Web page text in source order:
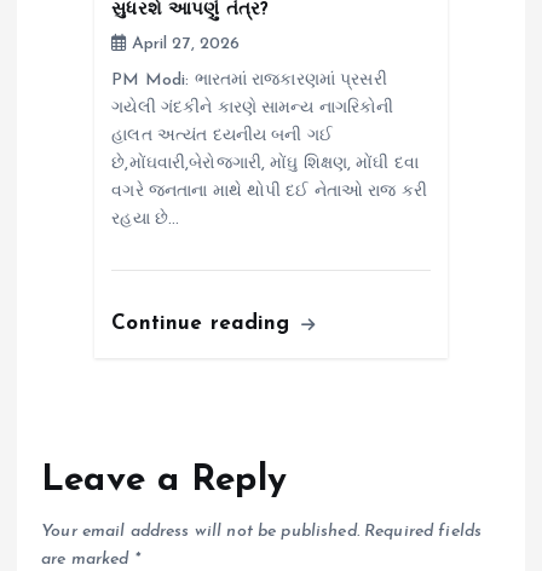
સુધરશે આપણું તંત્ર?
April 27, 2026
PM Modi: ભારતમાં રાજકારણમાં પ્રસરી
ગયેલી ગંદકીને કારણે સામન્ય નાગરિકોની
હાલત અત્યંત દયનીય બની ગઈ
છે,મોંઘવારી,બેરોજગારી, મોંઘુ શિક્ષણ, મોંઘી દવા
વગરે જનતાના માથે થોપી દઈ નેતાઓ રાજ કરી
રહયા છે…
Continue reading
Leave a Reply
Your email address will not be published. Required fields
are marked *